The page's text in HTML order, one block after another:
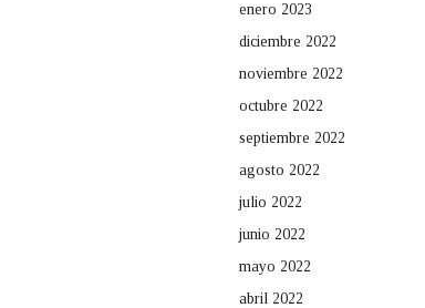
enero 2023
diciembre 2022
noviembre 2022
octubre 2022
septiembre 2022
agosto 2022
julio 2022
junio 2022
mayo 2022
abril 2022